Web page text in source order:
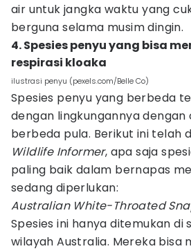
air untuk jangka waktu yang
berguna selama musim dingin.
4. Spesies penyu yang bisa
respirasi kloaka
ilustrasi penyu (pexels.com/Belle Co)
Spesies penyu yang berbeda
dengan lingkungannya dengan
berbeda pula. Berikut ini telah
Wildlife Informer, apa saja
paling baik dalam bernapas
sedang diperlukan:
Australian White-Throated
Spesies ini hanya ditemukan di
wilayah Australia. Mereka bisa